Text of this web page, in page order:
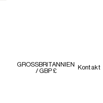
GROSSBRITANNIEN
/ GBP £
Kontakt